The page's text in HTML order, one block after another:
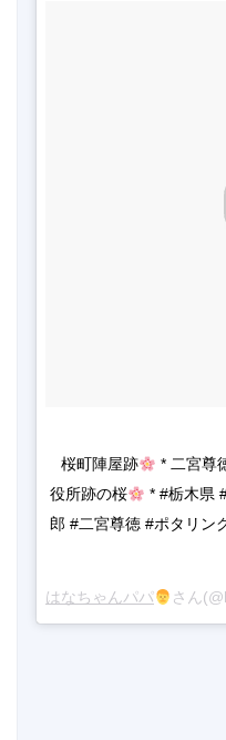
桜町陣屋跡
* 二宮尊
役所跡の桜
* #栃木県
郎 #二宮尊徳 #ポタリン
はなちゃんパパ さん